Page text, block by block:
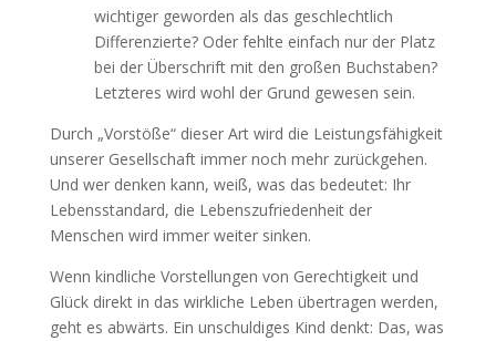
wichtiger geworden als das geschlechtlich
Differenzierte? Oder fehlte einfach nur der Platz
bei der Überschrift mit den großen Buchstaben?
Letzteres wird wohl der Grund gewesen sein.
Durch „Vorstöße“ dieser Art wird die Leistungsfähigkeit
unserer Gesellschaft immer noch mehr zurückgehen.
Und wer denken kann, weiß, was das bedeutet: Ihr
Lebensstandard, die Lebenszufriedenheit der
Menschen wird immer weiter sinken.
Wenn kindliche Vorstellungen von Gerechtigkeit und
Glück direkt in das wirkliche Leben übertragen werden,
geht es abwärts. Ein unschuldiges Kind denkt: Das, was